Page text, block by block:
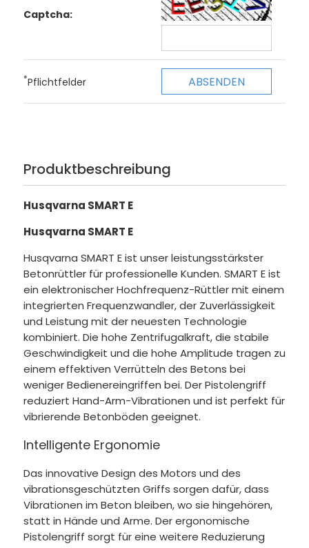
Captcha:
*Pflichtfelder
Produktbeschreibung
Husqvarna SMART E
Husqvarna SMART E
Husqvarna SMART E ist unser leistungsstärkster
Betonrüttler für professionelle Kunden. SMART E ist
ein elektronischer Hochfrequenz-Rüttler mit einem
integrierten Frequenzwandler, der Zuverlässigkeit
und Leistung mit der neuesten Technologie
kombiniert. Die hohe Zentrifugalkraft, die stabile
Geschwindigkeit und die hohe Amplitude tragen zu
einem effektiven Verrütteln des Betons bei
weniger Bedienereingriffen bei. Der Pistolengriff
reduziert Hand-Arm-Vibrationen und ist perfekt für
vibrierende Betonböden geeignet.
Intelligente Ergonomie
Das innovative Design des Motors und des
vibrationsgeschützten Griffs sorgen dafür, dass
Vibrationen im Beton bleiben, wo sie hingehören,
statt in Hände und Arme. Der ergonomische
Pistolengriff sorgt für eine weitere Reduzierung